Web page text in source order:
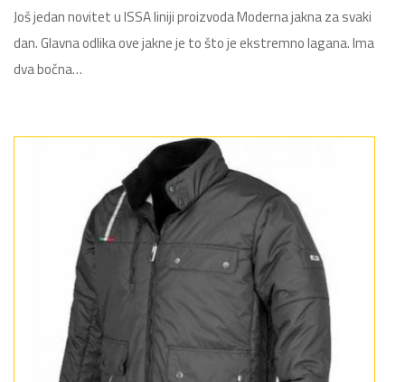
Još jedan novitet u ISSA liniji proizvoda Moderna jakna za svaki
dan. Glavna odlika ove jakne je to što je ekstremno lagana. Ima
dva bočna…